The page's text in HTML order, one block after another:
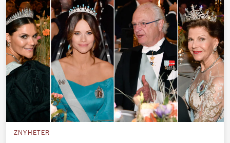
Nederländska kungahuset
Belgiska kungahuset
Jordanska kungahuset
Luxemburgska storhertighuset
Japanska kejsarhuset
Thailändska kungahuset
Marockanska kungahuset
ZNYHETER